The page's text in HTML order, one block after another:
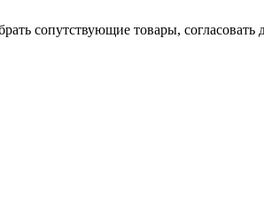
сопутствующие товары, согласовать